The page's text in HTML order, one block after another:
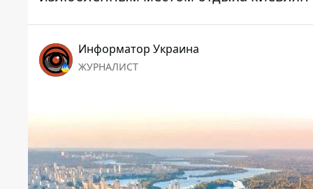
Информатор Украина
ЖУРНАЛИСТ